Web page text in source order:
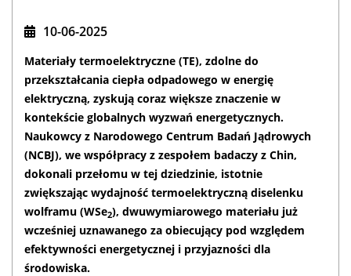
10-06-2025
Materiały termoelektryczne (TE), zdolne do
przekształcania ciepła odpadowego w energię
elektryczną, zyskują coraz większe znaczenie w
kontekście globalnych wyzwań energetycznych.
Naukowcy z Narodowego Centrum Badań Jądrowych
(NCBJ), we współpracy z zespołem badaczy z Chin,
dokonali przełomu w tej dziedzinie, istotnie
zwiększając wydajność termoelektryczną diselenku
wolframu (WSe2), dwuwymiarowego materiału już
wcześniej uznawanego za obiecujący pod względem
efektywności energetycznej i przyjazności dla
środowiska.